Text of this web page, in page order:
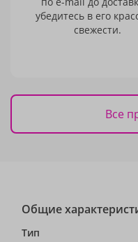
убедитесь в его
свежести.
Все
Общие
Тип